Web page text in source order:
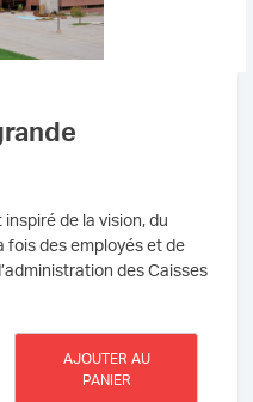
de la vision, du
fois des employés et de
des Caisses
AJOUTER AU
PANIER